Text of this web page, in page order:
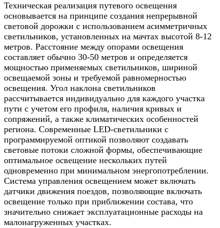
Техническая реализация путевого освещения
основывается на принципе создания непрерывной
световой дорожки с использованием асимметричных
светильников, установленных на мачтах высотой 8-12
метров. Расстояние между опорами освещения
составляет обычно 30-50 метров и определяется
мощностью применяемых светильников, шириной
освещаемой зоны и требуемой равномерностью
освещения. Угол наклона светильников
рассчитывается индивидуально для каждого участка
пути с учетом его профиля, наличия кривых и
сопряжений, а также климатических особенностей
региона. Современные LED-светильники с
программируемой оптикой позволяют создавать
световые потоки сложной формы, обеспечивающие
оптимальное освещение нескольких путей
одновременно при минимальном энергопотреблении.
Система управления освещением может включать
датчики движения поездов, позволяющие включать
освещение только при приближении состава, что
значительно снижает эксплуатационные расходы на
малонагруженных участках.